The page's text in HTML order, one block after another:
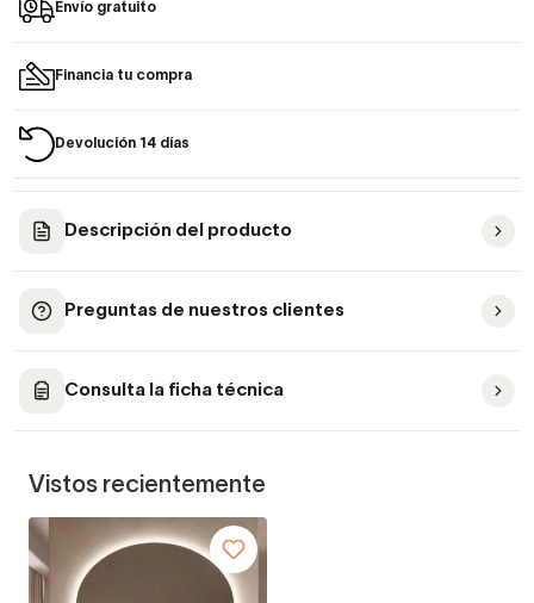
Envío gratuito
Financia tu compra
Devolución 14 días
Descripción del producto
Preguntas de nuestros clientes
Consulta la ficha técnica
Vistos recientemente